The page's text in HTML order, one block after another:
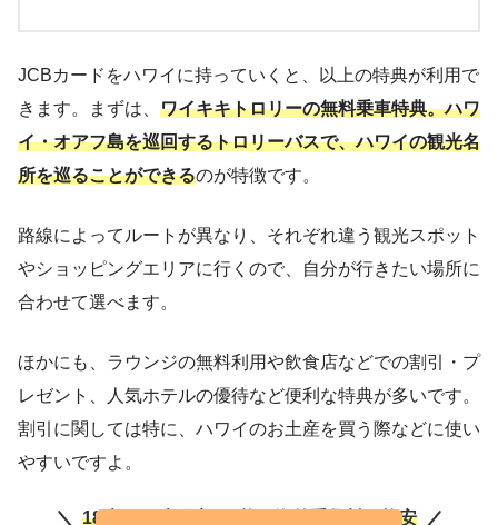
JCBカードをハワイに持っていくと、以上の特典が利用で
きます。まずは、 ワイキキトロリーの無料乗車特典。ハワ
イ・オアフ島を巡回するトロリーバスで、ハワイの観光名
所を巡ることができるのが特徴です。
路線によってルートが異なり、それぞれ違う観光スポット
やショッピングエリアに行くので、自分が行きたい場所に
合わせて選べます。
ほかにも、ラウンジの無料利用や飲食店などでの割引・プ
レゼント、人気ホテルの優待など便利な特典が多いです。
割引に関しては特に、ハワイのお土産を買う際などに使い
やすいですよ。
18歳〜39歳限定の1枚！ 海外手数料が格安